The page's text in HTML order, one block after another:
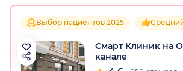
Выбор пациентов 2025
Смарт Клиник на
канале